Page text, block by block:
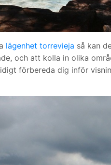
lägenhet torrevieja så kan
och att kolla in olika
förbereda dig inför